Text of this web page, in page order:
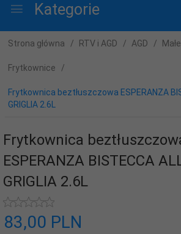
Kategorie
Strona główna RTV i AGD AGD
Frytkownice
Frytkownica beztłuszczowa ESPERANZA
GRIGLIA 2.6L
Frytkownica
ESPERANZA BISTECCA
GRIGLIA 2.6L
83,00 PLN